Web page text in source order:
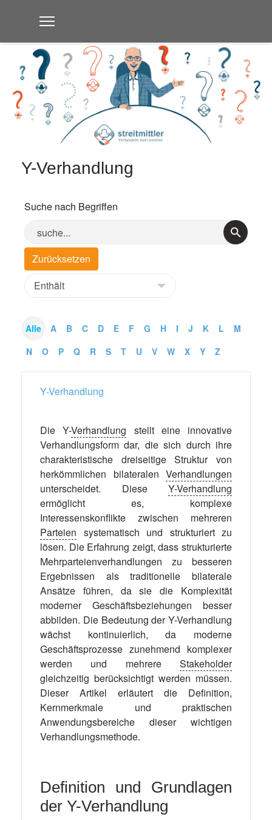
Y-Verhandlung
Suche nach Begriffen
Alle A B C D E F G H I J K L
M
N
O P Q R S T U V W X Y Z
Y-Verhandlung
Die Y-Verhandlung stellt eine innovative
Verhandlungsform dar, die sich durch ihre
charakteristische dreiseitige Struktur von
herkömmlichen bilateralen Verhandlungen
unterscheidet. Diese Y-Verhandlung
ermöglicht es, komplexe
Interessenskonflikte zwischen mehreren
Parteien systematisch und strukturiert zu
lösen. Die Erfahrung zeigt, dass strukturierte
Mehrparteienverhandlungen zu besseren
Ergebnissen als traditionelle bilaterale
Ansätze führen, da sie die Komplexität
moderner Geschäftsbeziehungen besser
abbilden. Die Bedeutung der Y-Verhandlung
wächst kontinuierlich, da moderne
Geschäftsprozesse zunehmend komplexer
werden und mehrere Stakeholder
gleichzeitig berücksichtigt werden müssen.
Dieser Artikel erläutert die Definition,
Kernmerkmale und praktischen
Anwendungsbereiche dieser wichtigen
Verhandlungsmethode.
Definition und Grundlagen
der Y-Verhandlung